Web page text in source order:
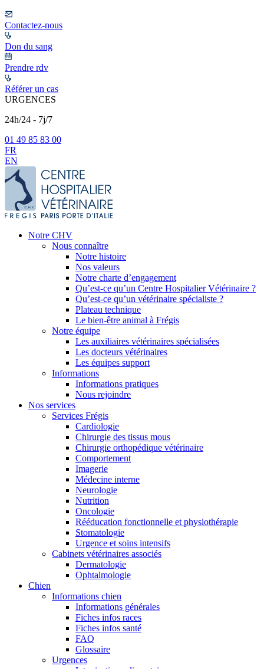
Contactez-nous
Don du sang
Prendre rdv
Référer un cas
URGENCES
24h/24 - 7j/7
01 49 85 83 00
FR
EN
Notre CHV
Nous connaître
Notre histoire
Nos valeurs
Notre charte d’engagement
Qu’est-ce qu’un Centre Hospitalier Vétérinaire ?
Qu’est-ce qu’un vétérinaire spécialiste ?
Plateau technique
Le bien-être animal à Frégis
Notre équipe
Les auxiliaires vétérinaires spécialisées
Les docteurs vétérinaires
Les équipes support
Informations
Informations pratiques
Nous rejoindre
Nos services
Services Frégis
Cardiologie
Chirurgie des tissus mous
Chirurgie orthopédique vétérinaire
Comportement
Imagerie
Médecine interne
Neurologie
Nutrition
Oncologie
Rééducation fonctionnelle et physiothérapie
Stomatologie
Urgence et soins intensifs
Cabinets vétérinaires associés
Dermatologie
Ophtalmologie
Chien
Informations chien
Informations générales
Fiches infos races
Fiches infos santé
FAQ
Glossaire
Urgences